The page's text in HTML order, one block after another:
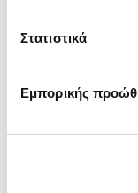
Στατιστικά
Εμπορικής